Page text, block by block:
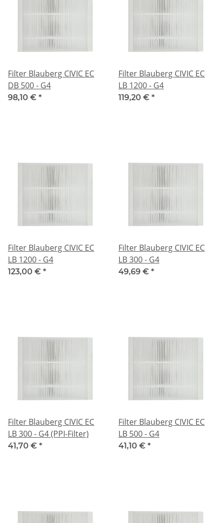
Filter Blauberg CIVIC EC
DB 500 - G4
98,10 € *
Filter Blauberg CIVIC EC
LB 1200 - G4
119,20 € *
Filter Blauberg CIVIC EC
LB 1200 - G4
123,00 € *
Filter Blauberg CIVIC EC
LB 300 - G4
49,69 € *
Filter Blauberg CIVIC EC
LB 300 - G4 (PPI-Filter)
41,70 € *
Filter Blauberg CIVIC EC
LB 500 - G4
41,10 € *